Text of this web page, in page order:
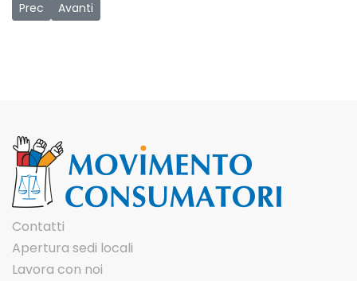
Articolo precedente: Io Sono Originale
Prec Articolo successivo: Income
Avanti
Contatti
Apertura sedi locali
Lavora con noi